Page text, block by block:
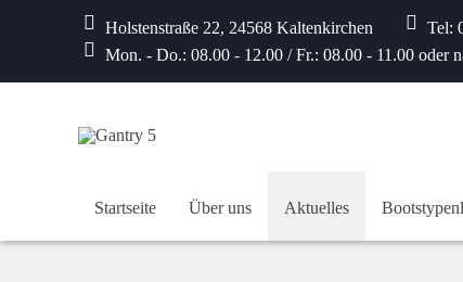
Holstenstraße 22, 24568 Kaltenkirchen
Tel:
Mon. - Do.: 08.00 - 12.00 / Fr.: 08.00 - 11.00 oder
Startseite Über uns Aktuelles